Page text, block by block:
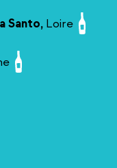
Santo, Loire